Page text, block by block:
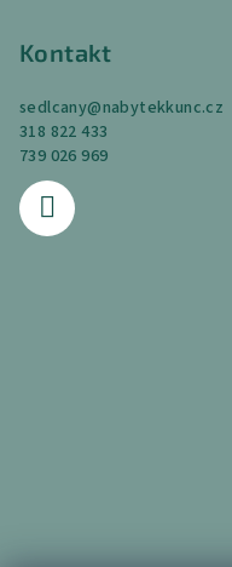
Kontakt
sedlcany@nabytekkunc.cz
318 822 433
739 026 969